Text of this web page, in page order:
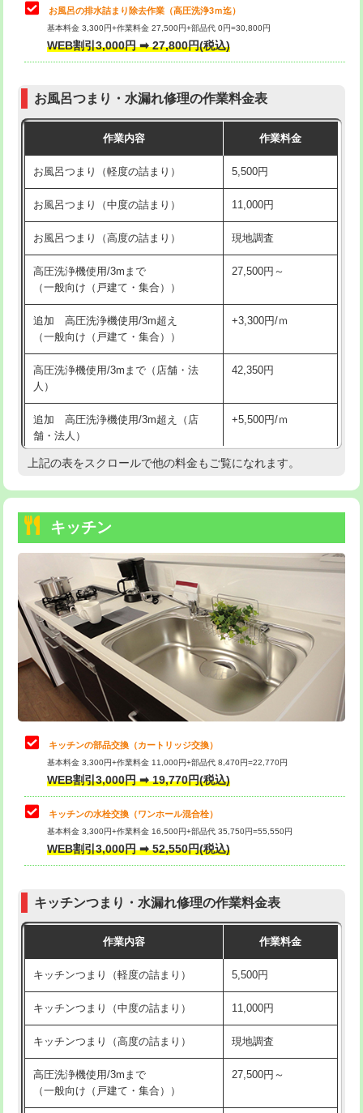
その他部品の脱着 8,800円～
交換・取付（タンク）
交換・取付（普通便座） 11,000円+材料費
交換・取付（温水洗浄便座） 16,500円+材料費
交換・取付(単水栓（壁付・デッキ
式）)
13,200円+材料費
交換・取付(混合水栓（壁付・デッキ
式・ワンホール）)
16,500円+材料費
交換・取付(排水栓・排水トラップ
（P/S/ポップアップ））
22,000円+材料費
交換・取付（その他部品） 11,000円+材料費
持込商品取付（単水栓） 13,200円
持込商品取付（混合水栓）
持込商品取付（浄水器・分岐水栓） 16,500円
持込商品取付（温水洗浄便座） 22,000円
持込商品取付（普通便座⇔温水洗浄便
22,000円
給水管工事※（ホール加工)
給水管工事※（バンド止め) 3,300円
給水管工事※（支持金具設置) 5,500円
給水管工事※（保温材使用（バンド止
め込み）)
5,500円
給水管工事※（土の掘削・埋め戻し作
11,000円
給水管工事※（塩ビ管（VP・HI）使
用/3ｍまで)
給水管工事※（塩ビ管（VP・HI）使
用（追加）/3ｍ超え)
給水管工事※（ライニング鋼管・銅
管・ポリ管・HT管使用/3ｍまで)
44,000円
管・ポリ管・HT管使用/3ｍ超え)
排水管工事（土の掘削・埋め戻し作
11,000円~
排水管工事（排水管工事/3ｍまで） 55,000円
排水管工事（追加 排水管工事/3ｍ超
+11,000円
マス交換（土の掘削・埋め戻し作業）
マス交換（深さ50㎝未満）
お風呂の排水詰まり除去作業（高圧洗浄3ｍ迄）
基本料金 3,300円+作業料金 27,500円+部品代 0円=30,800円
WEB割引3,000円 ➡ 27,800円(税込)
お風呂つまり・水漏れ修理の作業料金表
作業内容 作業料金
お風呂つまり（軽度の詰まり） 5,500円
お風呂つまり（中度の詰まり） 11,000円
お風呂つまり（高度の詰まり） 現地調査
高圧洗浄機使用/3mまで
（一般向け（戸建て・集合））
27,500円～
追加 高圧洗浄機使用/3m超え
（一般向け（戸建て・集合））
+3,300円/ｍ
高圧洗浄機使用/3mまで（店舗・法
人）
42,350円
追加 高圧洗浄機使用/3m超え（店
舗・法人）
+5,500円/ｍ
高度高圧洗浄換 現地調査
トーラー機使用/3mまで
追加トーラー機使用/3m超え +3,300円
カメラ調査 33,000円
桝清掃 8,800円
止水・漏水調査・防水処理・清掃・修
理・調整・分解・加工など（軽作業）
11,000円
止水・漏水調査・防水処理・清掃・修
理・調整・分解・加工など（中作業）
22,000円
止水・漏水調査・防水処理・清掃・修
理・調整・分解・加工など（重作業）
33,000円
お風呂タンク脱着
その他部品の脱着
式・ワンホール）)
交換・取付(排水栓・排水トラップ
22,000円+材料費
持込商品取付（単水栓）
上記の表をスクロールで他の料金もご覧になれます。
キッチン
キッチンの部品交換（カートリッジ交換）
基本料金 3,300円+作業料金 11,000円+部品代 8,470円=22,770円
WEB割引3,000円 ➡ 19,770円(税込)
キッチンの水栓交換（ワンホール混合栓）
基本料金 3,300円+作業料金 16,500円+部品代 35,750円=55,550円
WEB割引3,000円 ➡ 52,550円(税込)
キッチンつまり・水漏れ修理の作業料金表
作業内容 作業料金
キッチンつまり（軽度の詰まり） 5,500円
キッチンつまり（中度の詰まり） 11,000円
キッチンつまり（高度の詰まり） 現地調査
高圧洗浄機使用/3mまで
（一般向け（戸建て・集合））
27,500円～